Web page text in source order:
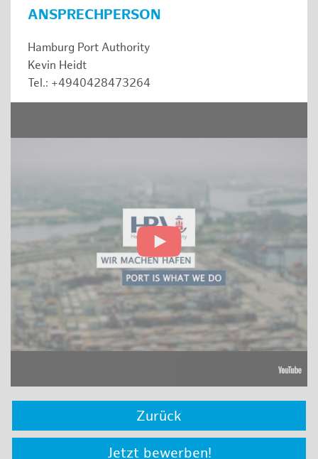
ANSPRECHPERSON
Hamburg Port Authority
Kevin Heidt
Tel.: +4940428473264
Zurück
Jetzt bewerben!